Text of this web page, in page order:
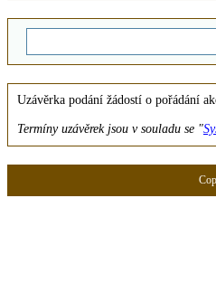
Uzávěrka podání žádostí o
Termíny uzávěrek jsou v souladu se "